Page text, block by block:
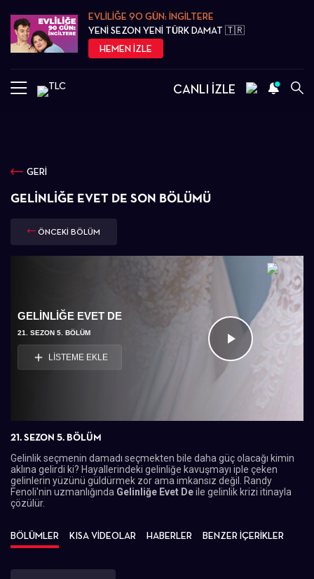
EVLİLİĞE 90 GÜN: İNGİLTERE
YENİ SEZON YENİ TÜRK DAMAT 🇹🇷
HEMEN İZLE
CANLI İZLE
GERİ
GELINLIĞE EVET DE SON BÖLÜMÜ
ÖNCEKİ BÖLÜM
Videoyu
GELINLIĞE EVET DE
21. SEZON 5. BÖLÜM
LİSTEME EKLE
21. SEZON 5. BÖLÜM
Gelinlik seçmenin damadı seçmekten bile daha güç olacağı kimin
aklına gelirdi ki? Hayallerindeki gelinliğe kavuşmayı iple çeken
gelinlerin yüzünü güldürmek zor ama imkansız değil. Randy
Fenoli'nin uzmanlığında Gelinliğe Evet Deile gelinlik krizi itinayla
çözülür.
BÖLÜMLER KISA VİDEOLAR HABERLER BENZER İÇERİKLER